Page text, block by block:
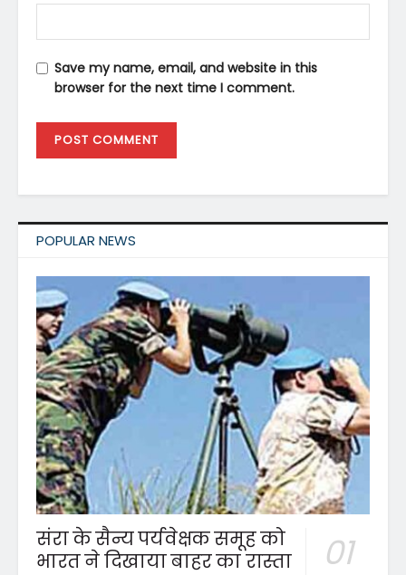
Save my name, email, and website in this
browser for the next time I comment.
POPULAR NEWS
संरा के सैन्य पर्यवेक्षक समूह को
भारत ने दिखाया बाहर का रास्ता